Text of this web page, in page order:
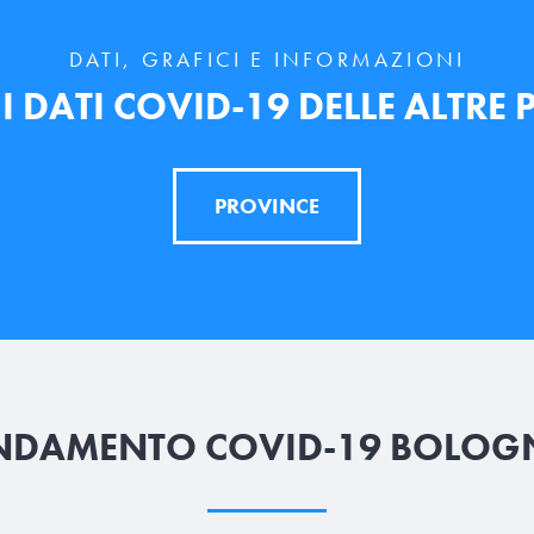
DATI, GRAFICI E INFORMAZIONI
DATI COVID-19 DELLE ALTRE
PROVINCE
COVID-19